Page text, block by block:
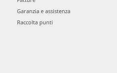
Garanzia e assistenza
Raccolta punti